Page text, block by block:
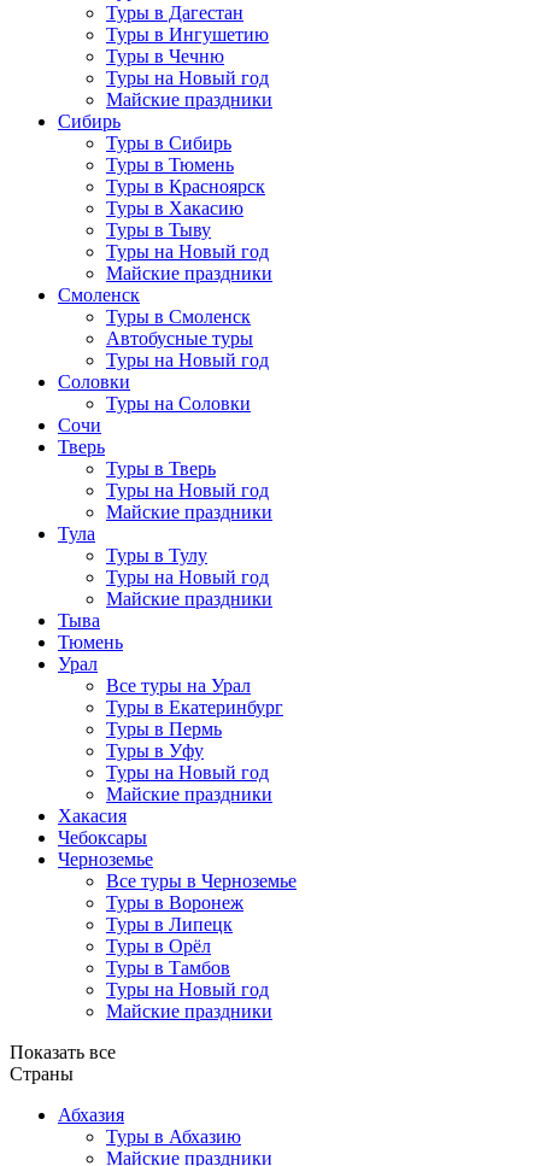
Туры в Дагестан
Туры в Ингушетию
Туры в Чечню
Туры на Новый год
Майские праздники
Сибирь
Туры в Сибирь
Туры в Тюмень
Туры в Красноярск
Туры в Хакасию
Туры в Тыву
Туры на Новый год
Майские праздники
Смоленск
Туры в Смоленск
Автобусные туры
Туры на Новый год
Соловки
Туры на Соловки
Сочи
Тверь
Туры в Тверь
Туры на Новый год
Майские праздники
Тула
Туры в Тулу
Туры на Новый год
Майские праздники
Тыва
Тюмень
Урал
Все туры на Урал
Туры в Екатеринбург
Туры в Пермь
Туры в Уфу
Туры на Новый год
Майские праздники
Хакасия
Чебоксары
Черноземье
Все туры в Черноземье
Туры в Воронеж
Туры в Липецк
Туры в Орёл
Туры в Тамбов
Туры на Новый год
Майские праздники
Показать все
Страны
Абхазия
Туры в Абхазию
Майские праздники